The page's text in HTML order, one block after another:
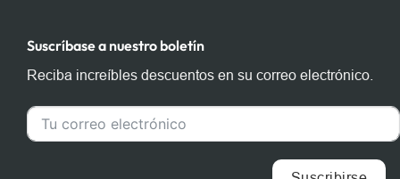
Suscríbase a nuestro boletín
Reciba increíbles descuentos en su correo electrónico.